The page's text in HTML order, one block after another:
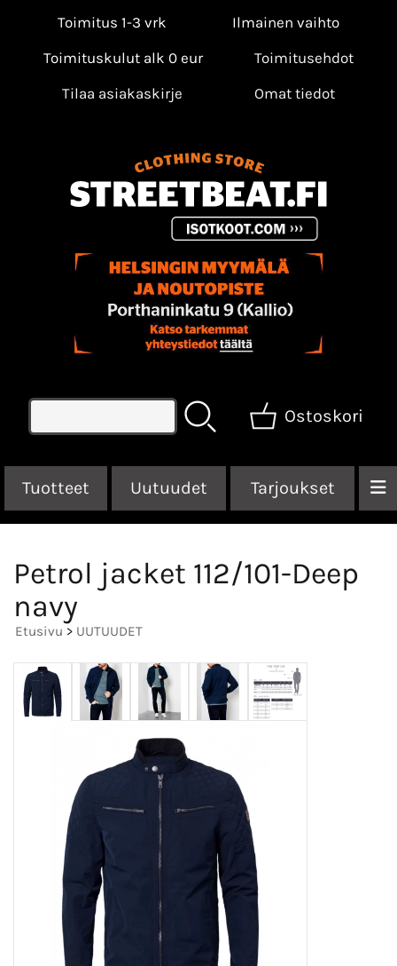
Toimitus 1-3 vrk
Ilmainen vaihto
Toimituskulut alk 0 eur
Toimitusehdot
Tilaa asiakaskirje
Omat tiedot
Ostoskori
Tuotteet Uutuudet Tarjoukset
Petrol jacket 112/101-Deep
navy
Etusivu > UUTUUDET